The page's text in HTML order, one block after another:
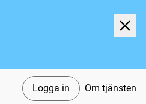
Logga in Om tjänsten